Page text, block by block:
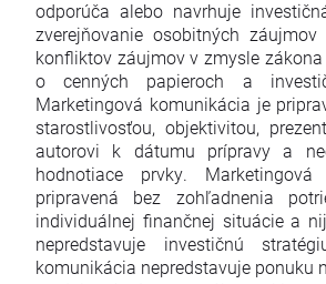
odporúča alebo navrhuje
zverejňovanie osobitných
konfliktov záujmov v zmysle
o cenných papieroch a
Marketingová komunikácia je
starostlivosťou, objektivitou,
autorovi k dátumu prípravy a
hodnotiace prvky.
pripravená bez zohľadnenia
individuálnej finančnej situácie a
nepredstavuje investičnú
komunikácia nepredstavuje ponuku